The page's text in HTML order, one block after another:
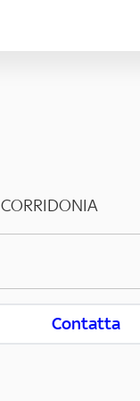
CORRIDONIA
Contatta